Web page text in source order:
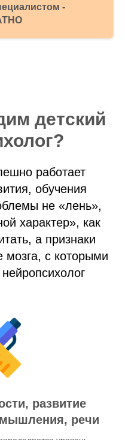
-
детский
работает
обучения
не «лень»,
характер», как
а признаки
мозга, с которыми
развитие
речи